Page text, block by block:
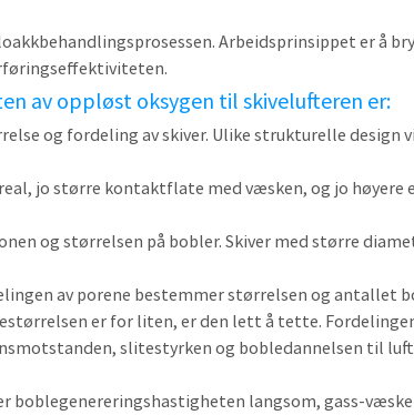
Arbeidsprinsippet er å
av oppløst oksygen til skivelufteren er:
og fordeling av skiver. Ulike strukturelle design
jo større kontaktflate med væsken, og jo
og størrelsen på bobler. Skiver med større
av porene bestemmer størrelsen og antallet
er for liten, er den lett å tette.
slitestyrken og bobledannelsen til
boblegenereringshastigheten langsom, gass-